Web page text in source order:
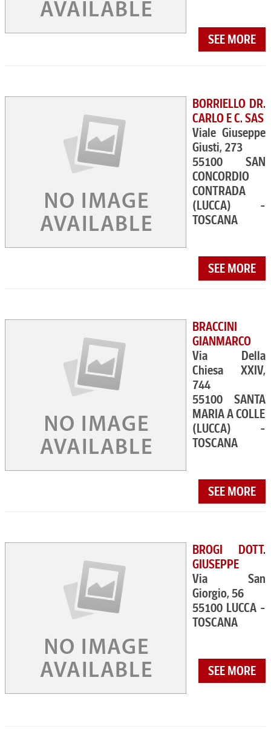
SEE MORE
BORRIELLO DR.
CARLO E C. SAS
Viale Giuseppe
Giusti, 273
55100 SAN
CONCORDIO
CONTRADA
(LUCCA) -
TOSCANA
SEE MORE
BRACCINI
GIANMARCO
Via Della
Chiesa XXIV,
744
55100 SANTA
MARIA A COLLE
(LUCCA) -
TOSCANA
SEE MORE
BROGI DOTT.
GIUSEPPE
Via San
Giorgio, 56
55100 LUCCA -
TOSCANA
SEE MORE